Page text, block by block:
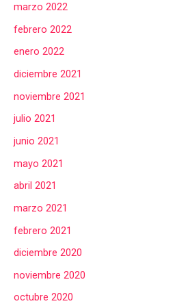
marzo 2022
febrero 2022
enero 2022
diciembre 2021
noviembre 2021
julio 2021
junio 2021
mayo 2021
abril 2021
marzo 2021
febrero 2021
diciembre 2020
noviembre 2020
octubre 2020